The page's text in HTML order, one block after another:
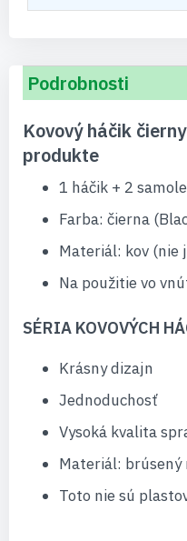
Podrobnosti
Kovový háčik
produkte
1 háčik + 2
Farba: čierna
Materiál: kov (nie
Na použitie vo
SÉRIA KOVOVÝCH
Krásny dizajn
Jednoduchosť
Vysoká kvalita
Materiál: brúsený
Toto nie sú